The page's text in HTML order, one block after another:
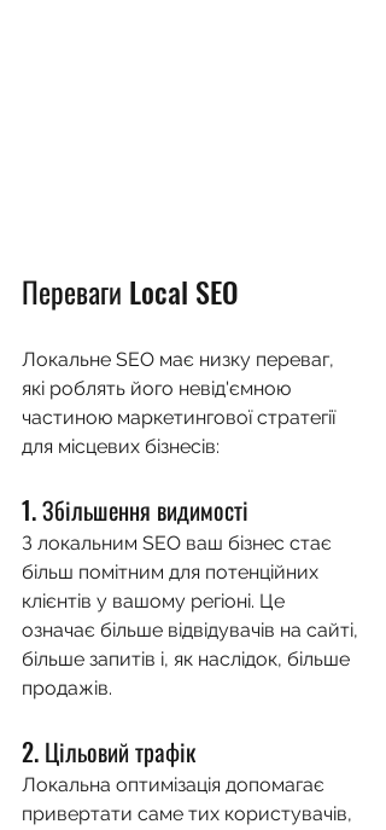
Переваги Local SEO
Локальне SEO має низку переваг,
які роблять його невід'ємною
частиною маркетингової стратегії
для місцевих бізнесів:
1. Збільшення видимості
З локальним SEO ваш бізнес стає
більш помітним для потенційних
клієнтів у вашому регіоні. Це
означає більше відвідувачів на сайті,
більше запитів і, як наслідок, більше
продажів.
2. Цільовий трафік
Локальна оптимізація допомагає
привертати саме тих користувачів,